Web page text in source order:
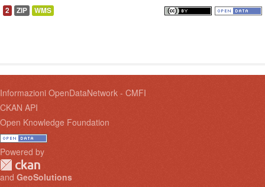
2 ZIP WMS
Informazioni OpenDataNetwork - CMFI
CKAN API
Open Knowledge Foundation
Powered by
and GeoSolutions